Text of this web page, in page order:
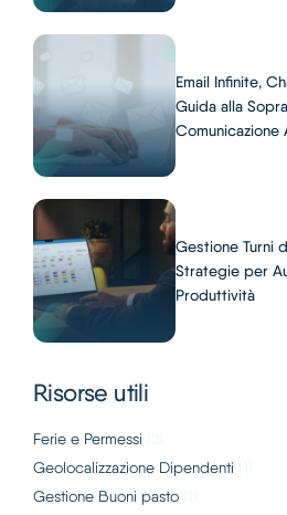
Email Infinite,
Guida alla
Comunicazione
Gestione Turni
Strategie per
Produttività
Risorse utili
Ferie e Permessi
Geolocalizzazione Dipendenti
Gestione Buoni pasto